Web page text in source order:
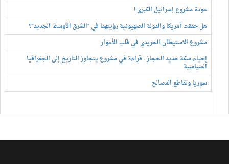
عودة مشروع إسرائيل الكبرى!!
هل حققت أمريكا والدولة الصهيونية رؤيتهما في "الشرق الأوسط الجديد"؟
مشروع الاستيطان الحريدي في قلب الأغوار
إحياء سكة حديد الحجاز.. قراءة في مشروع يتجاوز التاريخ إلى الجغرافيا
السياسية
سوريا وتقاطع المصالح